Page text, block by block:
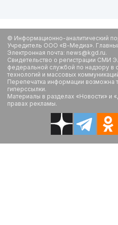
© Информационно-аналитический
Учредитель ООО «В-Медиа».
Электронная почта: news@kgd.ru.
Свидетельство о регистрации СМИ
федеральной службой по надзору в
технологий и массовых
Перепечатка информации возможна
гиперссылки.
Материалы в разделах «Новости» и
правах рекламы.